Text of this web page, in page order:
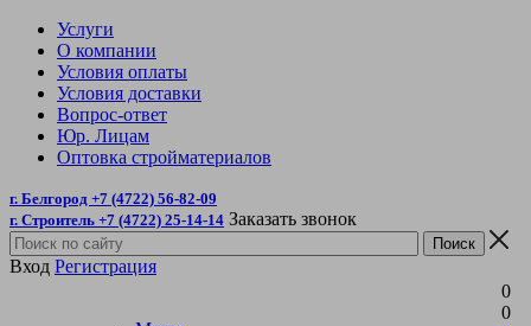
Услуги
О компании
Условия оплаты
Условия доставки
Вопрос-ответ
Юр. Лицам
Оптовка стройматериалов
г. Белгород +7 (4722) 56-82-09
г. Строитель +7 (4722) 25-14-14 Заказать звонок
Вход Регистрация
0
0